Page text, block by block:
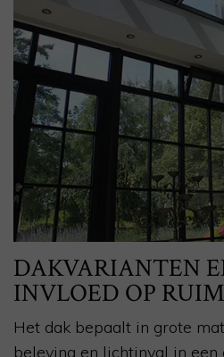
DAKVARIANTEN
INVLOED OP
Het dak bepaalt in grote
beleving en lichtinval in een